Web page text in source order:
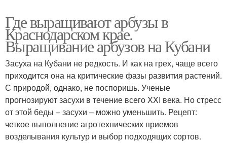
Где выращивают арбузы в
Краснодарском крае.
Выращивание арбузов на Кубани
Засуха на Кубани не редкость. И как на грех, чаще всего
приходится она на критические фазы развития растений.
С природой, однако, не поспоришь. Ученые
прогнозируют засухи в течение всего XXI века. Но стресс
от этой беды – засухи – можно уменьшить. Рецепт:
четкое выполнение агротехнических приемов
возделывания культур и выбор подходящих сортов.